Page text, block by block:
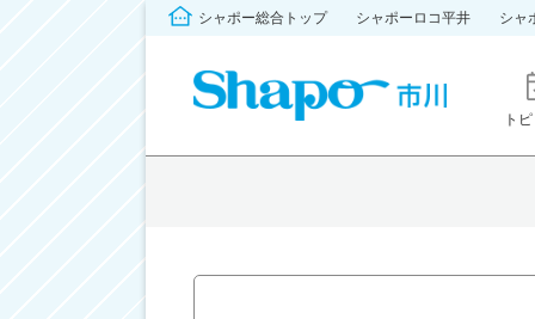
シャポー総合トップ シャポーロコ平井 シャ
ト